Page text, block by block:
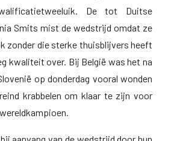
De tot Duitse
Smits mist de wedstrijd omdat ze
zonder die sterke thuisblijvers heeft
kwaliteit over. Bij België was het na
op donderdag vooral wonden
krabbelen om klaar te zijn voor